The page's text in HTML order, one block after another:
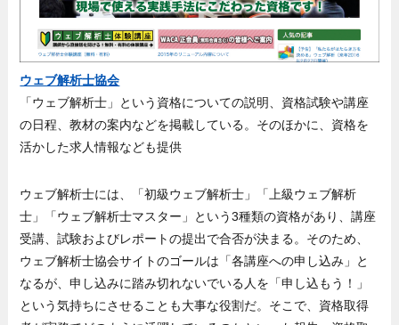
ウェブ解析士協会
「ウェブ解析士」という資格についての説明、資格試験や講座
の日程、教材の案内などを掲載している。そのほかに、資格を
活かした求人情報なども提供
ウェブ解析士には、「初級ウェブ解析士」「上級ウェブ解析
士」「ウェブ解析士マスター」という3種類の資格があり、講座
受講、試験およびレポートの提出で合否が決まる。そのため、
ウェブ解析士協会サイトのゴールは「各講座への申し込み」と
なるが、申し込みに踏み切れないでいる人を「申し込もう！」
という気持ちにさせることも大事な役割だ。そこで、資格取得